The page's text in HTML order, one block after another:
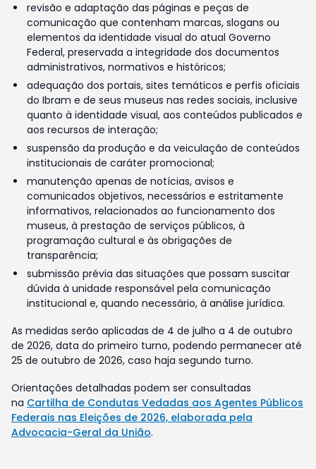
revisão e adaptação das páginas e peças de
comunicação que contenham marcas, slogans ou
elementos da identidade visual do atual Governo
Federal, preservada a integridade dos documentos
administrativos, normativos e históricos;
adequação dos portais, sites temáticos e perfis oficiais
do Ibram e de seus museus nas redes sociais, inclusive
quanto à identidade visual, aos conteúdos publicados e
aos recursos de interação;
suspensão da produção e da veiculação de conteúdos
institucionais de caráter promocional;
manutenção apenas de notícias, avisos e
comunicados objetivos, necessários e estritamente
informativos, relacionados ao funcionamento dos
museus, à prestação de serviços públicos, à
programação cultural e às obrigações de
transparência;
submissão prévia das situações que possam suscitar
dúvida à unidade responsável pela comunicação
institucional e, quando necessário, à análise jurídica.
As medidas serão aplicadas de 4 de julho a 4 de outubro
de 2026, data do primeiro turno, podendo permanecer até
25 de outubro de 2026, caso haja segundo turno.
Orientações detalhadas podem ser consultadas
na Cartilha de Condutas Vedadas aos Agentes Públicos
Federais nas Eleições de 2026, elaborada pela
Advocacia-Geral da União.